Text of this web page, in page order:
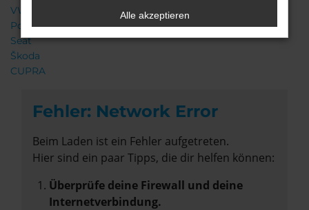
VW
Porsche
Seat
Škoda
CUPRA
Fehler: Network Error
Beim Laden ist ein Fehler aufgetreten.
Hier sind ein paar Tipps, die dir helfen können:
Überprüfe deine Firewall und deine
Internetverbindung.
Alle akzeptieren